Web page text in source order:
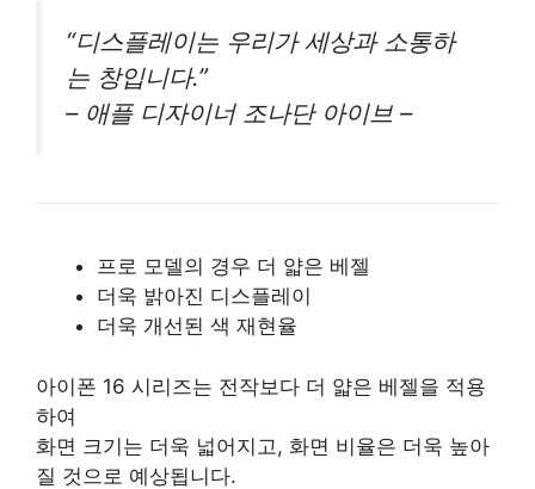
“디스플레이는 우리가 세상과 소통하
는 창입니다.”
– 애플 디자이너 조나단 아이브 –
프로 모델의 경우 더 얇은 베젤
더욱 밝아진 디스플레이
더욱 개선된 색 재현율
아이폰 16 시리즈는 전작보다 더 얇은 베젤을 적용
하여
화면 크기는 더욱 넓어지고, 화면 비율은 더욱 높아
질 것으로 예상됩니다.